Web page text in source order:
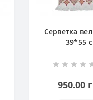
Серветка
39*55
950.00